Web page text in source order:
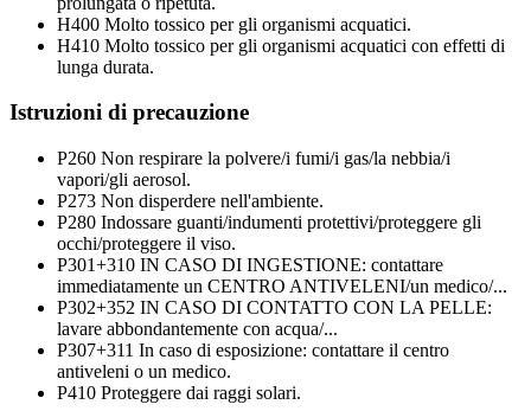
H400 Molto tossico per gli organismi acquatici.
H410 Molto tossico per gli organismi acquatici con effetti di
lunga durata.
Istruzioni di precauzione
P260 Non respirare la polvere/i fumi/i gas/la nebbia/i
vapori/gli aerosol.
P273 Non disperdere nell'ambiente.
P280 Indossare guanti/indumenti protettivi/proteggere gli
occhi/proteggere il viso.
P301+310 IN CASO DI INGESTIONE: contattare
immediatamente un CENTRO ANTIVELENI/un medico/...
P302+352 IN CASO DI CONTATTO CON LA PELLE:
lavare abbondantemente con acqua/...
P307+311 In caso di esposizione: contattare il centro
antiveleni o un medico.
P410 Proteggere dai raggi solari.